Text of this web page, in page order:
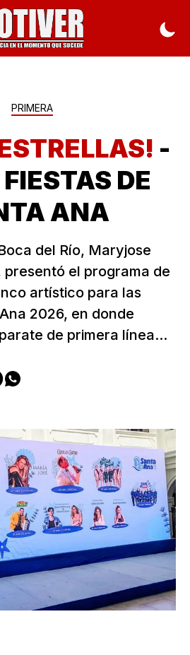
PRIMERA
-
DE
ANA
del Río, Maryjose
presentó el programa de
artístico para las
2026, en donde
de primera línea...